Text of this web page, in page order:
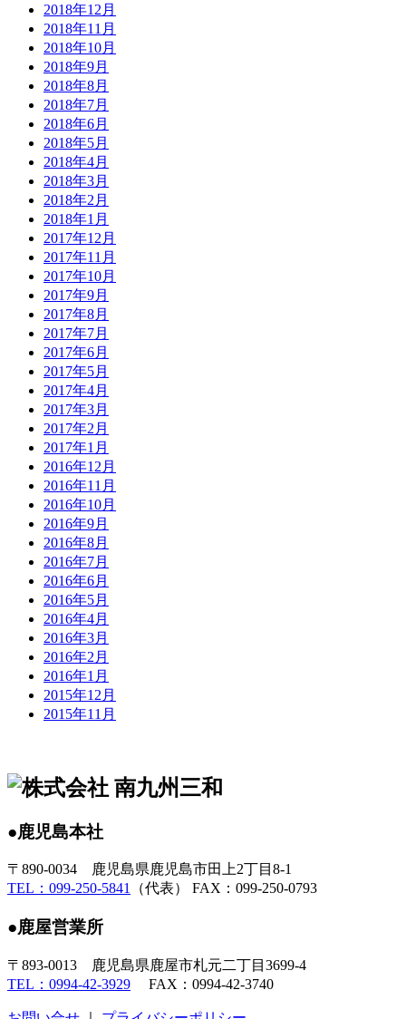
2018年12月
2018年11月
2018年10月
2018年9月
2018年8月
2018年7月
2018年6月
2018年5月
2018年4月
2018年3月
2018年2月
2018年1月
2017年12月
2017年11月
2017年10月
2017年9月
2017年8月
2017年7月
2017年6月
2017年5月
2017年4月
2017年3月
2017年2月
2017年1月
2016年12月
2016年11月
2016年10月
2016年9月
2016年8月
2016年7月
2016年6月
2016年5月
2016年4月
2016年3月
2016年2月
2016年1月
2015年12月
2015年11月
●鹿児島本社
〒890-0034 鹿児島県鹿児島市田上2丁目8-1
TEL：099-250-5841
（代表） FAX：099-250-0793
●鹿屋営業所
〒893-0013 鹿児島県鹿屋市札元二丁目3699-4
TEL：0994-42-3929 FAX：0994-42-3740